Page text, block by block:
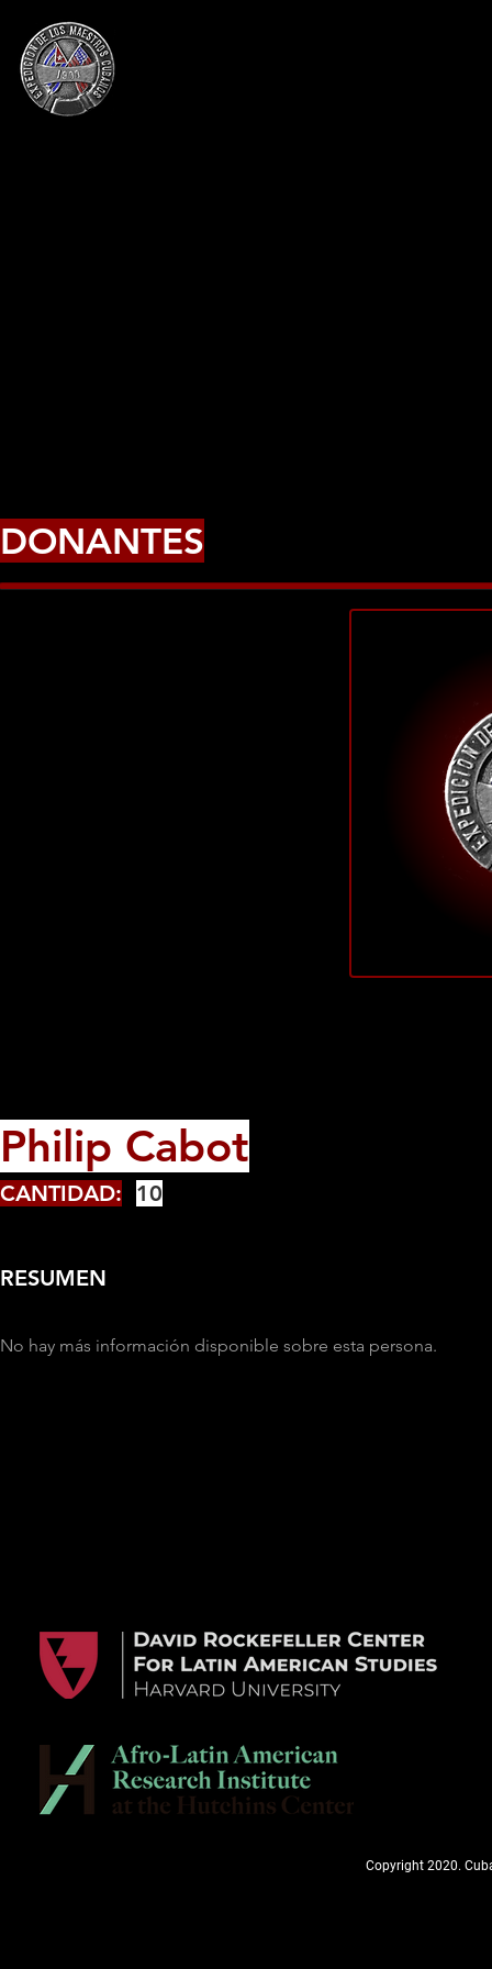
DONANTES
Philip Cabot
CANTIDAD: 10
RESUMEN
No hay más información disponible sobre esta persona.
Copyright 2020.